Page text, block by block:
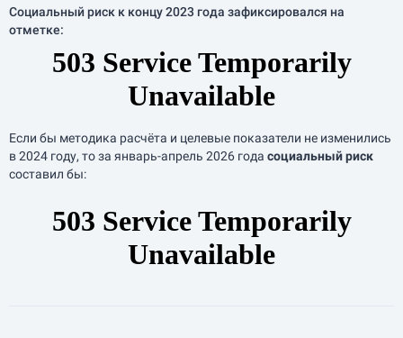
Социальный риск к концу 2023 года зафиксировался на
отметке:
Если бы методика расчёта и целевые показатели не изменились
в 2024 году, то за январь-апрель 2026 года социальный риск
составил бы: